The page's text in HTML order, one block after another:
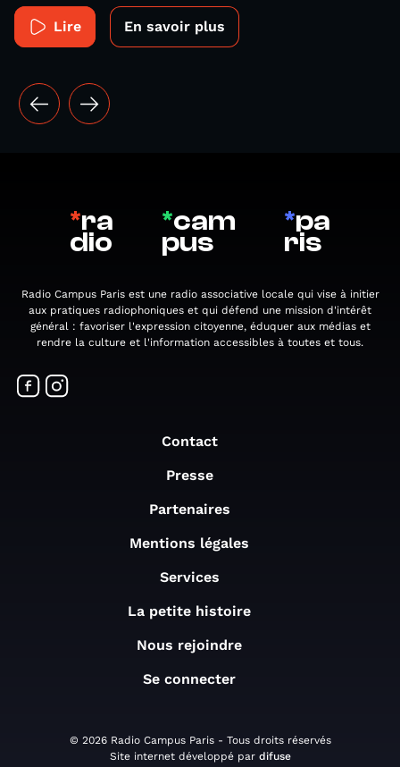
Lire En savoir plus
*ra
dio
*cam
pus
*pa
ris
Radio Campus Paris est une radio associative locale qui vise à initier
aux pratiques radiophoniques et qui défend une mission d'intérêt
général : favoriser l'expression citoyenne, éduquer aux médias et
rendre la culture et l'information accessibles à toutes et tous.
Contact
Presse
Partenaires
Mentions légales
Services
La petite histoire
Nous rejoindre
Se connecter
© 2026 Radio Campus Paris - Tous droits réservés
Site internet développé par difuse